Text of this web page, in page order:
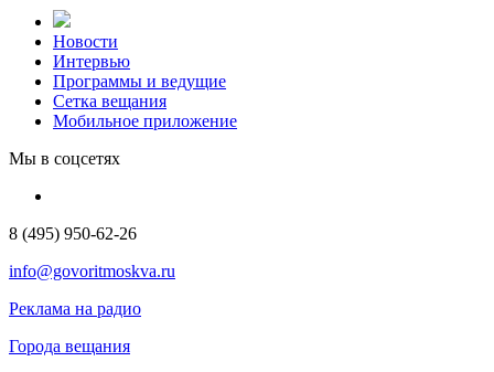
Новости
Интервью
Программы и ведущие
Сетка вещания
Мобильное приложение
Мы в соцсетях
8 (495) 950-62-26
info@govoritmoskva.ru
Реклама на радио
Города вещания